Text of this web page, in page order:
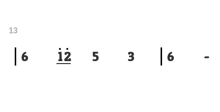
6 12 5 3
13
6 -